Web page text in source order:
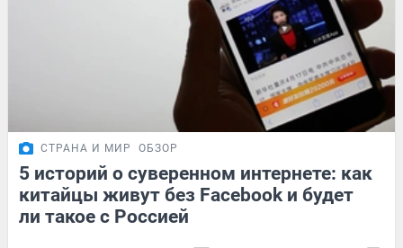
СТРАНА И МИР ОБЗОР
5 историй о суверенном интернете: как
китайцы живут без Facebook и будет
ли такое с Россией